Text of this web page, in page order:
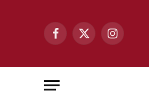
Facebook
X
Instagram